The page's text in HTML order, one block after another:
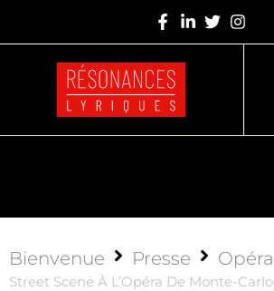
Bienvenue Presse Opéra
​Street Scene À L’Opéra De Monte-Carlo